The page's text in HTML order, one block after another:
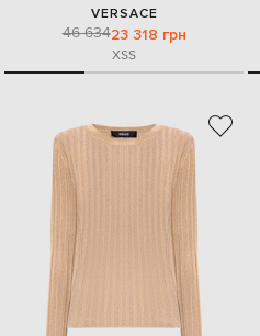
VERSACE
46 63423 318 грн
XSS